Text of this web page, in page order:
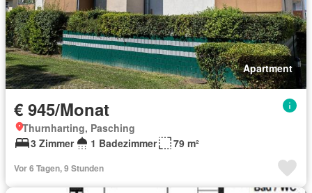
Apartment
€ 945/Monat
Thurnharting, Pasching
3 Zimmer
1 Badezimmer 79 m²
Vor 6 Tagen, 9 Stunden